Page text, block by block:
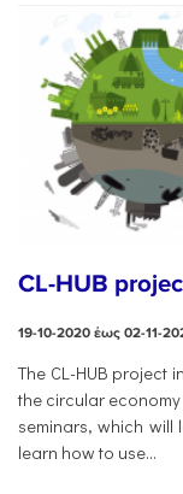
CL-HUB
19-10-2020 έως 02-11-
The CL-HUB project
the circular
seminars, which will
learn how to use...